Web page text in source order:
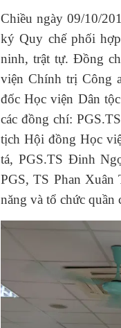
Chiều ngày 09/10/
ký Quy chế phối
ninh, trật tự. Đồng
viện Chính trị Công
đốc Học viện Dân
các đồng chí:
tịch Hội đồng Học
tá, PGS.TS Đinh
PGS, TS Phan
năng và tổ chức quần